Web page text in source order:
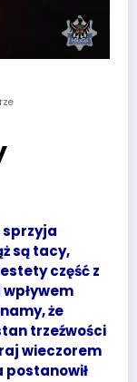
są tacy,
część z
że
trzeźwości
wieczorem
postanowił